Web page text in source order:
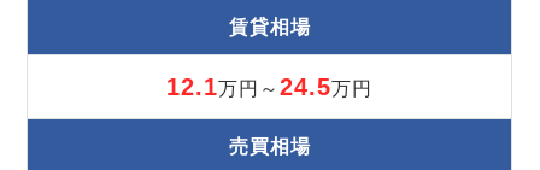
賃貸相場
12.1万円～24.5万円
売買相場